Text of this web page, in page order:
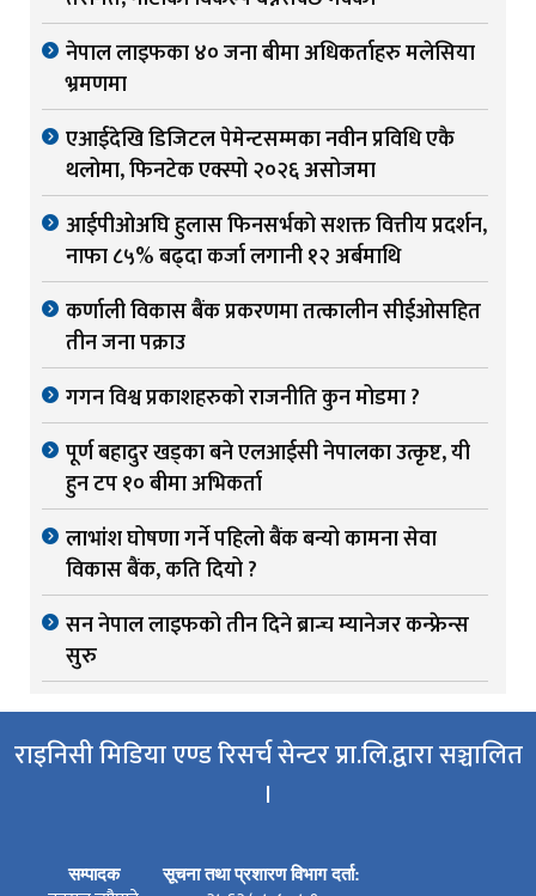
नेपाल लाइफका ४० जना बीमा अधिकर्ताहरु मलेसिया
भ्रमणमा
एआईदेखि डिजिटल पेमेन्टसम्मका नवीन प्रविधि एकै
थलोमा, फिनटेक एक्स्पो २०२६ असोजमा
आईपीओअघि हुलास फिनसर्भको सशक्त वित्तीय प्रदर्शन,
नाफा ८५% बढ्दा कर्जा लगानी १२ अर्बमाथि
कर्णाली विकास बैंक प्रकरणमा तत्कालीन सीईओसहित
तीन जना पक्राउ
गगन विश्व प्रकाशहरुको राजनीति कुन मोडमा ?
पूर्ण बहादुर खड्का बने एलआईसी नेपालका उत्कृष्ट, यी
हुन टप १० बीमा अभिकर्ता
लाभांश घोषणा गर्ने पहिलो बैंक बन्यो कामना सेवा
विकास बैंक, कति दियो ?
सन नेपाल लाइफको तीन दिने ब्रान्च म्यानेजर कन्फ्रेन्स
सुरु
राइनिसी मिडिया एण्ड रिसर्च सेन्टर प्रा.लि.द्वारा सञ्चालित
।
सम्पादक सूचना तथा प्रशारण विभाग दर्ता: